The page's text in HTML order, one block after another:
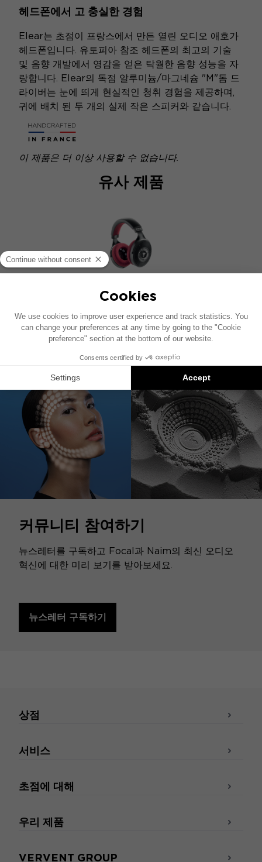
헤드폰에서 고 충실한 경험
Elear는 초점이 프랑스에서 만든 열린 오디오 애호가
헤드폰입니다. 유토피아 참조 헤드폰의 최고의 기술
및 음향 개발에서 영감을 얻은 탁월한 음향 성능을 자
랑합니다. Elear의 독점 알루미늄/마그네슘 "M"돔 드
라이버는 눈에 띄게 현실적인 청취 경험을 제공하며,
귀에 배치 된 두 개의 실제 작은 스피커와 같습니다.
이 제품은 더 이상 사용할 수 없습니다.
유사 제품
CLEAR MG PROFESSIONAL
커뮤니티 참여하기
뉴스레터를 구독하고 Focal과 Naim의 최신 오디오
혁신에 대한 미리 보기를 받아보세요.
뉴스레터 구독하기
상점
서비스
초점에 대해
우리 제품
VERVENT GROUP